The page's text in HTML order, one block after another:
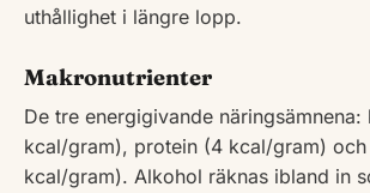
uthållighet i längre lopp.
Makronutrienter
De tre energigivande
kcal/gram), protein (4 kcal/gram)
kcal/gram). Alkohol räknas ibland in